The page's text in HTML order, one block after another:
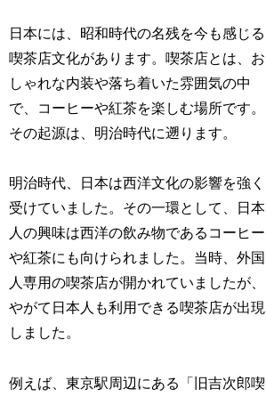
日本には、昭和時代の名残を今も感じる
喫茶店文化があります。喫茶店とは、お
しゃれな内装や落ち着いた雰囲気の中
で、コーヒーや紅茶を楽しむ場所です。
その起源は、明治時代に遡ります。
明治時代、日本は西洋文化の影響を強く
受けていました。その一環として、日本
人の興味は西洋の飲み物であるコーヒー
や紅茶にも向けられました。当時、外国
人専用の喫茶店が開かれていましたが、
やがて日本人も利用できる喫茶店が出現
しました。
例えば、東京駅周辺にある「旧吉次郎喫